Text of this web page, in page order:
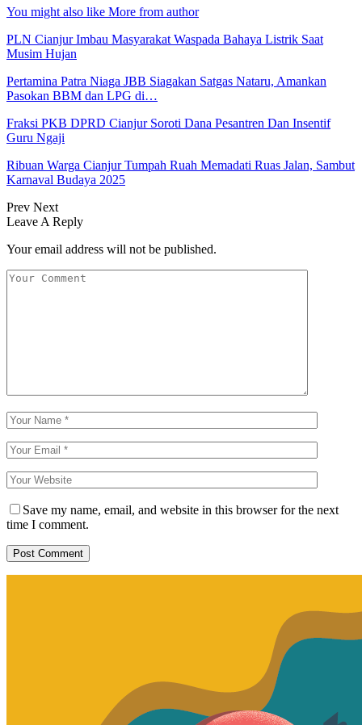
You might also like More from author
PLN Cianjur Imbau Masyarakat Waspada Bahaya Listrik Saat
Musim Hujan
Pertamina Patra Niaga JBB Siagakan Satgas Nataru, Amankan
Pasokan BBM dan LPG di…
Fraksi PKB DPRD Cianjur Soroti Dana Pesantren Dan Insentif
Guru Ngaji
Ribuan Warga Cianjur Tumpah Ruah Memadati Ruas Jalan, Sambut
Karnaval Budaya 2025
Prev Next
Leave A Reply
Your email address will not be published.
Save my name, email, and website in this browser for the next
time I comment.